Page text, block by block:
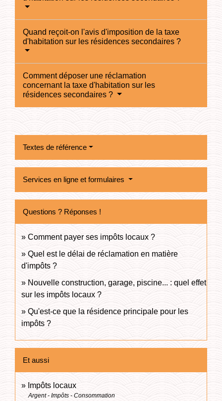
Quand reçoit-on l'avis d'imposition de la taxe
d'habitation sur les résidences secondaires ?
Comment déposer une réclamation
concernant la taxe d'habitation sur les
résidences secondaires ?
Textes de référence
Services en ligne et formulaires
Questions ? Réponses !
Comment payer ses impôts locaux ?
Quel est le délai de réclamation en matière
d'impôts ?
Nouvelle construction, garage, piscine... : quel effet
sur les impôts locaux ?
Qu'est-ce que la résidence principale pour les
impôts ?
Et aussi
Impôts locaux
Argent - Impôts - Consommation